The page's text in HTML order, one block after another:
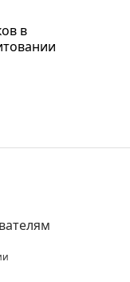
в